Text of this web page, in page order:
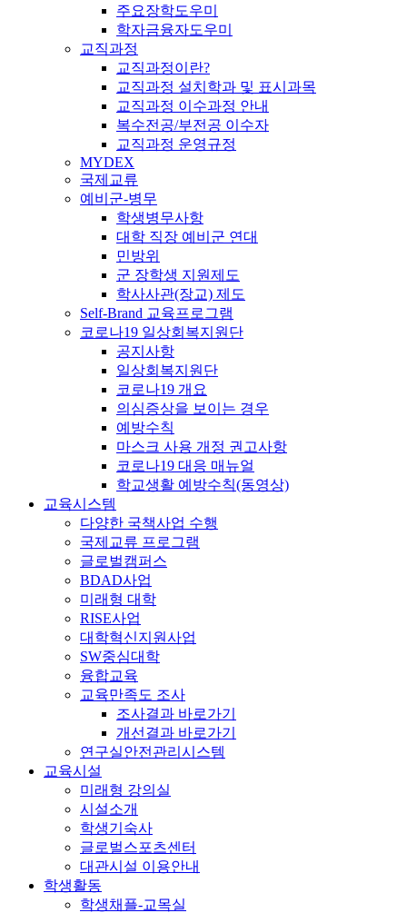
주요장학도우미
학자금융자도우미
교직과정
교직과정이란?
교직과정 설치학과 및 표시과목
교직과정 이수과정 안내
복수전공/부전공 이수자
교직과정 운영규정
MYDEX
국제교류
예비군-병무
학생병무사항
대학 직장 예비군 연대
민방위
군 장학생 지원제도
학사사관(장교) 제도
Self-Brand 교육프로그램
코로나19 일상회복지원단
공지사항
일상회복지원단
코로나19 개요
의심증상을 보이는 경우
예방수칙
마스크 사용 개정 권고사항
코로나19 대응 매뉴얼
학교생활 예방수칙(동영상)
교육시스템
다양한 국책사업 수행
국제교류 프로그램
글로벌캠퍼스
BDAD사업
미래형 대학
RISE사업
대학혁신지원사업
SW중심대학
융합교육
교육만족도 조사
조사결과 바로가기
개선결과 바로가기
연구실안전관리시스템
교육시설
미래형 강의실
시설소개
학생기숙사
글로벌스포츠센터
대관시설 이용안내
학생활동
학생채플-교목실